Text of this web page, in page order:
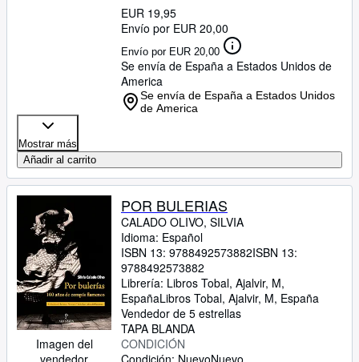
EUR 19,95
Envío por EUR 20,00
Envío por EUR 20,00
Se envía de España a Estados Unidos de
America
Se envía de España a Estados Unidos
de America
Mostrar más
Añadir al carrito
Imagen del
vendedor
POR BULERIAS
CALADO OLIVO, SILVIA
Idioma: Español
ISBN 13: 9788492573882ISBN 13:
9788492573882
Librería: Libros Tobal, Ajalvir, M,
EspañaLibros Tobal, Ajalvir, M, España
Vendedor de 5 estrellas
TAPA BLANDA
CONDICIÓN
Condición: NuevoNuevo